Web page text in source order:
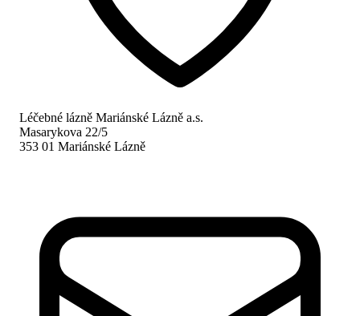
Léčebné lázně Mariánské Lázně a.s.
Masarykova 22/5
353 01 Mariánské Lázně